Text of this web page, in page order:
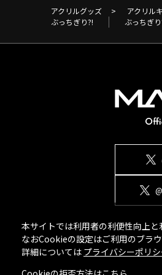
アクリルグッズ >
アクリル
ぶっちぎり?!
ぶっちぎり
本サイトでは利用者の利便性向上
なおCookieの設定はご利用のブラ
詳細については プライバシーポリ